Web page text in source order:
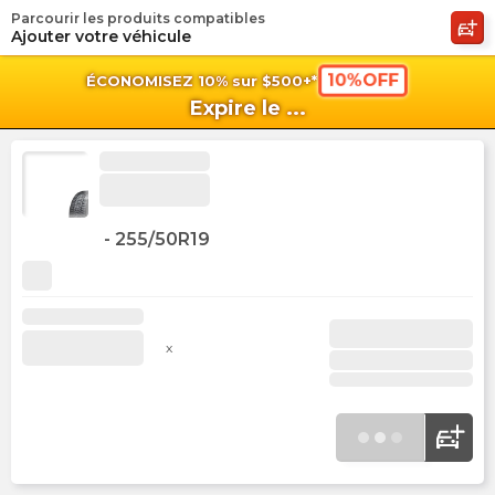
ÉCONOMISEZ 10% sur $500+* 10%OFF
Expire le ...
Parcourir les produits compatibles
Ajouter votre véhicule
- 255/50R19
x
shopping_cart